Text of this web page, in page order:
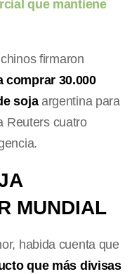
que mantiene
firmaron
comprar 30.000
sojaargentina para
Reuters cuatro
MUNDIAL
habida cuenta que
que más divisas